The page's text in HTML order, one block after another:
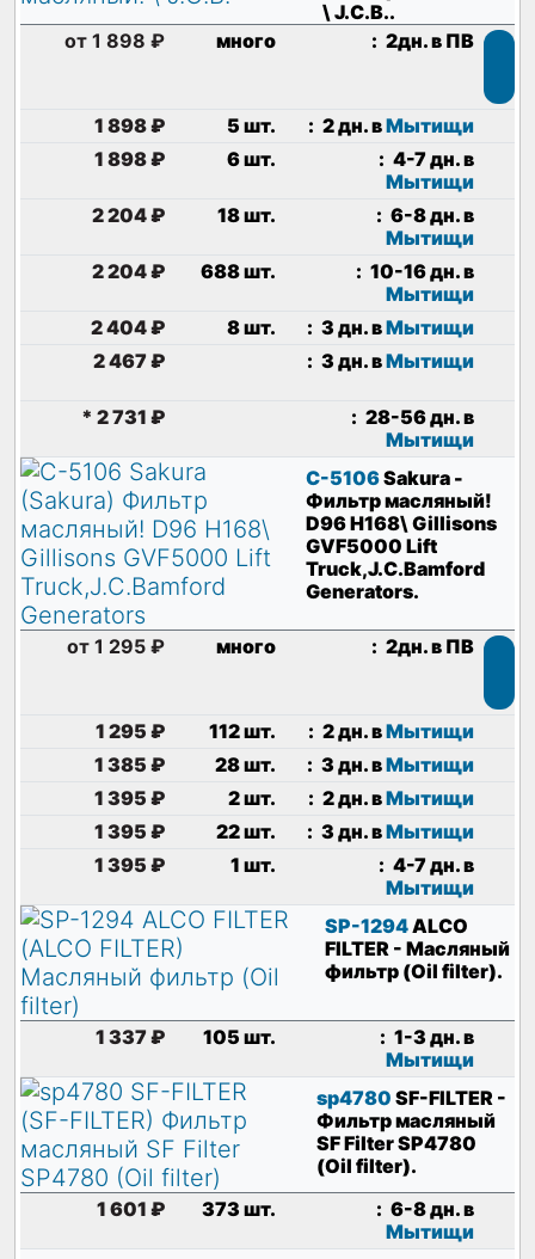
\ J.C.B..
от 1 898 ₽
много : 2дн. в ПВ
1 898 ₽ 5 шт. : 2 дн. вМытищи
1 898 ₽
6 шт. : 4-7 дн. в
Мытищи
2 204 ₽
18 шт. : 6-8 дн. в
Мытищи
2 204 ₽
688 шт. : 10-16 дн. в
Мытищи
2 404 ₽
8 шт. : 3 дн. вМытищи
2 467 ₽
: 3 дн. вМытищи
* 2 731 ₽ : 28-56 дн. в
Мытищи
C-5106Sakura -
Фильтр масляный!
D96 H168\ Gillisons
GVF5000 Lift
Truck,J.C.Bamford
Generators.
от 1 295 ₽ много : 2дн. в ПВ
1 295 ₽ 112 шт. : 2 дн. вМытищи
1 385 ₽
28 шт. : 3 дн. вМытищи
1 395 ₽
2 шт. : 2 дн. вМытищи
1 395 ₽
22 шт. : 3 дн. вМытищи
1 395 ₽
1 шт. : 4-7 дн. в
Мытищи
SP-1294ALCO
FILTER - Масляный
фильтр (Oil filter).
1 337 ₽ 105 шт. : 1-3 дн. в
Мытищи
sp4780SF-FILTER -
Фильтр масляный
SF Filter SP4780
(Oil filter).
1 601 ₽
373 шт. : 6-8 дн. в
Мытищи